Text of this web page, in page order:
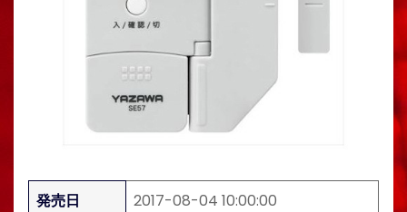
発売日
2017-08-04 10:00:00